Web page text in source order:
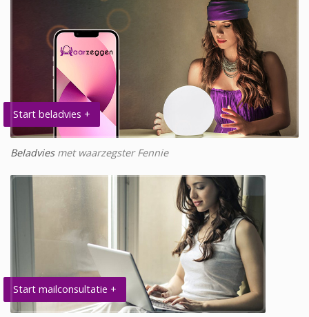
Start beladvies +
Beladviesmet waarzegster Fennie
Start mailconsultatie +